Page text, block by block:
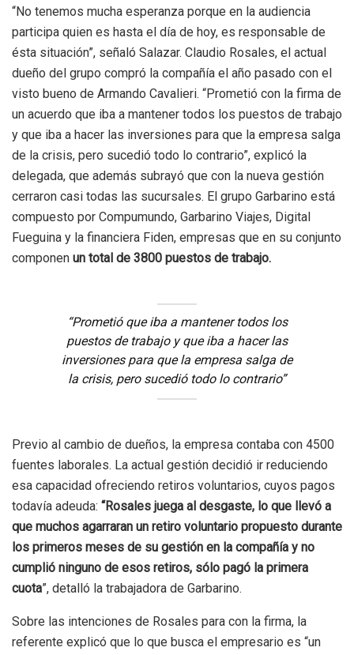
“No tenemos mucha esperanza porque en la audiencia
participa quien es hasta el día de hoy, es responsable de
ésta situación”, señaló Salazar. Claudio Rosales, el actual
dueño del grupo compró la compañía el año pasado con el
visto bueno de Armando Cavalieri. “Prometió con la firma de
un acuerdo que iba a mantener todos los puestos de trabajo
y que iba a hacer las inversiones para que la empresa salga
de la crisis, pero sucedió todo lo contrario”, explicó la
delegada, que además subrayó que con la nueva gestión
cerraron casi todas las sucursales. El grupo Garbarino está
compuesto por Compumundo, Garbarino Viajes, Digital
Fueguina y la financiera Fiden, empresas que en su conjunto
componen un total de 3800 puestos de trabajo.
“Prometió que iba a mantener todos los
puestos de trabajo y que iba a hacer las
inversiones para que la empresa salga de
la crisis, pero sucedió todo lo contrario”
Previo al cambio de dueños, la empresa contaba con 4500
fuentes laborales. La actual gestión decidió ir reduciendo
esa capacidad ofreciendo retiros voluntarios, cuyos pagos
todavía adeuda: “Rosales juega al desgaste, lo que llevó a
que muchos agarraran un retiro voluntario propuesto durante
los primeros meses de su gestión en la compañía y no
cumplió ninguno de esos retiros, sólo pagó la primera
cuota”, detalló la trabajadora de Garbarino.
Sobre las intenciones de Rosales para con la firma, la
referente explicó que lo que busca el empresario es “un